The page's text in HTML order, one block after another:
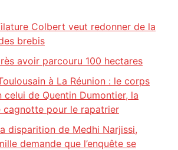
Colbert veut redonner de la
brebis
avoir parcouru 100 hectares
à La Réunion : le corps
de Quentin Dumontier, la
cagnotte pour le rapatrier
disparition de Medhi Narjissi,
demande que l’enquête se